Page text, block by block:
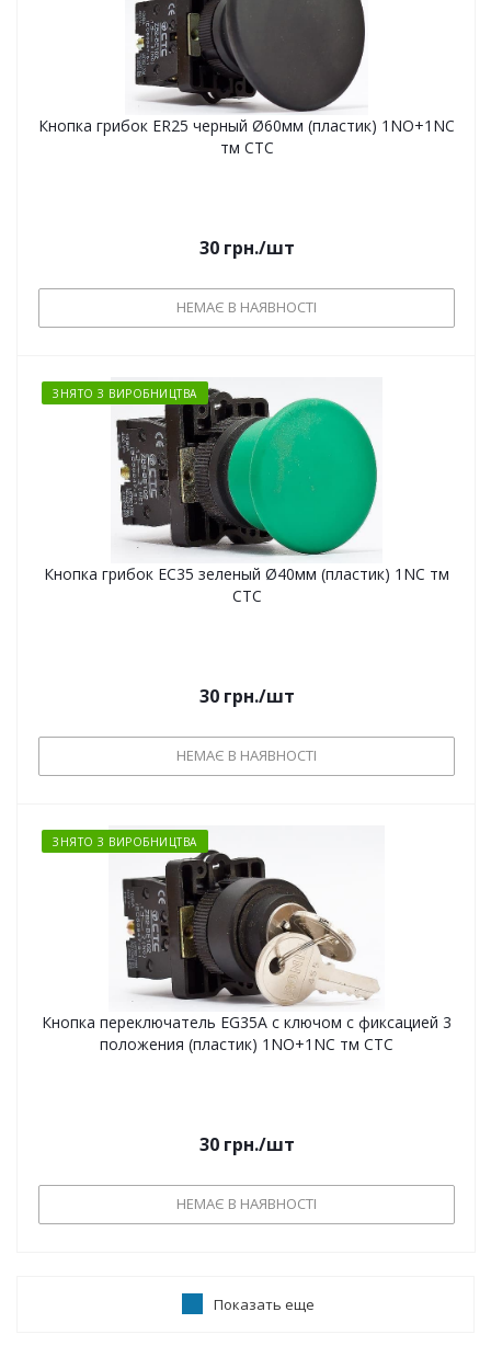
Кнопка грибок ER25 черный Ø60мм (пластик) 1NO+1NC
тм СТС
30грн./шт
НЕМАЄ В НАЯВНОСТІ
ЗНЯТО З ВИРОБНИЦТВА
Кнопка грибок EС35 зеленый Ø40мм (пластик) 1NC тм
СТС
30грн./шт
НЕМАЄ В НАЯВНОСТІ
ЗНЯТО З ВИРОБНИЦТВА
Кнопка переключатель EG35A с ключом с фиксацией 3
положения (пластик) 1NO+1NC тм СТС
30грн./шт
НЕМАЄ В НАЯВНОСТІ
Показать еще